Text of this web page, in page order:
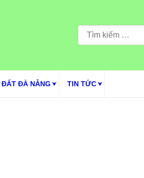
Tìm
kiếm
ĐẤT ĐÀ NẴNG TIN TỨC